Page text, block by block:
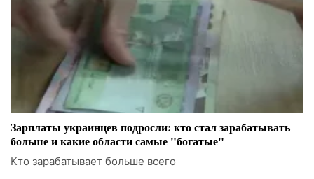
Зарплаты украинцев подросли: кто стал зарабатывать
больше и какие области самые "богатые"
Кто зарабатывает больше всего